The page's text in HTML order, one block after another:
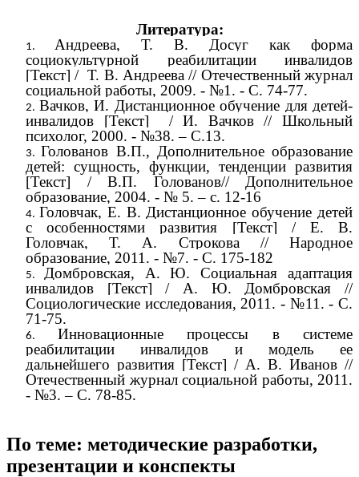
Литература:
Андреева, Т. В. Досуг как форма
социокультурной реабилитации инвалидов
[Текст] / Т. В. Андреева // Отечественный журнал
социальной работы, 2009. - №1. - С. 74-77.
Вачков, И. Дистанционное обучение для детей-
инвалидов [Текст] / И. Вачков // Школьный
психолог, 2000. - №38. – С.13.
Голованов В.П., Дополнительное образование
детей: сущность, функции, тенденции развития
[Текст] / В.П. Голованов// Дополнительное
образование, 2004. - № 5. – с. 12-16
Головчак, Е. В. Дистанционное обучение детей
с особенностями развития [Текст] / Е. В.
Головчак, Т. А. Строкова // Народное
образование, 2011. - №7. - С. 175-182
Домбровская, А. Ю. Социальная адаптация
инвалидов [Текст] / А. Ю. Домбровская //
Социологические исследования, 2011. - №11. - С.
71-75.
Инновационные процессы в системе
реабилитации инвалидов и модель ее
дальнейшего развития [Текст] / А. В. Иванов //
Отечественный журнал социальной работы, 2011.
- №3. – С. 78-85.
По теме: методические разработки,
презентации и конспекты